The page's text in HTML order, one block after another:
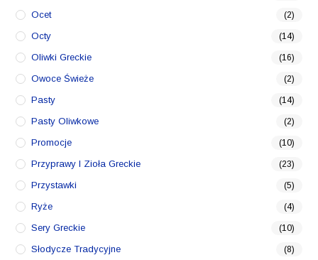
Ocet (2)
Octy (14)
Oliwki Greckie (16)
Owoce Świeże (2)
Pasty (14)
Pasty Oliwkowe (2)
Promocje (10)
Przyprawy I Zioła Greckie (23)
Przystawki (5)
Ryże (4)
Sery Greckie (10)
Słodycze Tradycyjne (8)